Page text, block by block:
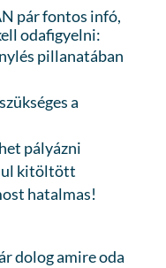
pár fontos infó,
odafigyelni:
pillanatában
a
pályázni
kitöltött
hatalmas!
dolog amire oda